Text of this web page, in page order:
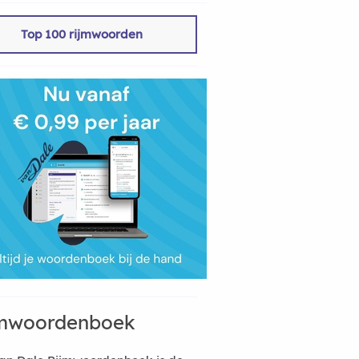
Top 100 rijmwoorden